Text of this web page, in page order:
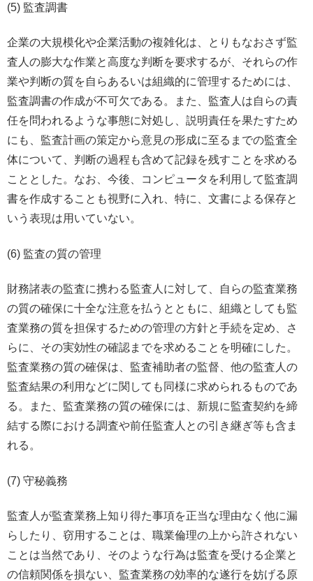
(5) 監査調書
企業の大規模化や企業活動の複雑化は、とりもなおさず監
査人の膨大な作業と高度な判断を要求するが、それらの作
業や判断の質を自らあるいは組織的に管理するためには、
監査調書の作成が不可欠である。また、監査人は自らの責
任を問われるような事態に対処し、説明責任を果たすため
にも、監査計画の策定から意見の形成に至るまでの監査全
体について、判断の過程も含めて記録を残すことを求める
こととした。なお、今後、コンピュータを利用して監査調
書を作成することも視野に入れ、特に、文書による保存と
いう表現は用いていない。
(6) 監査の質の管理
財務諸表の監査に携わる監査人に対して、自らの監査業務
の質の確保に十全な注意を払うとともに、組織としても監
査業務の質を担保するための管理の方針と手続を定め、さ
らに、その実効性の確認までを求めることを明確にした。
監査業務の質の確保は、監査補助者の監督、他の監査人の
監査結果の利用などに関しても同様に求められるものであ
る。また、監査業務の質の確保には、新規に監査契約を締
結する際における調査や前任監査人との引き継ぎ等も含ま
れる。
(7) 守秘義務
監査人が監査業務上知り得た事項を正当な理由なく他に漏
らしたり、窃用することは、職業倫理の上から許されない
ことは当然であり、そのような行為は監査を受ける企業と
の信頼関係を損ない、監査業務の効率的な遂行を妨げる原